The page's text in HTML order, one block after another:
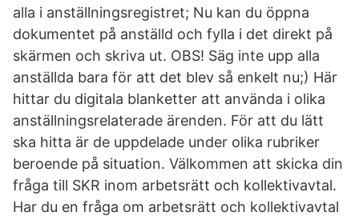
alla i anställningsregistret; Nu kan du öppna
dokumentet på anställd och fylla i det direkt på
skärmen och skriva ut. OBS! Säg inte upp alla
anställda bara för att det blev så enkelt nu;) Här
hittar du digitala blanketter att använda i olika
anställningsrelaterade ärenden. För att du lätt
ska hitta är de uppdelade under olika rubriker
beroende på situation. Välkommen att skicka din
fråga till SKR inom arbetsrätt och kollektivavtal.
Har du en fråga om arbetsrätt och kollektivavtal